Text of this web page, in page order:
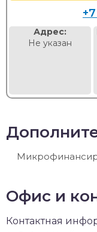
Адрес:
Не указан
Офис и
Контактная